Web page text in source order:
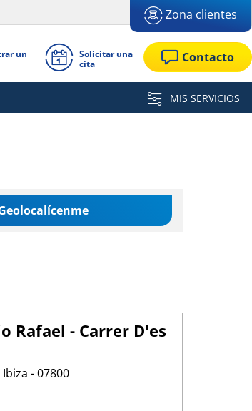
Zona clientes
un
Solicitar una
cita
Contacto
MIS SERVICIOS
Rafael - Carrer D'es
- 07800